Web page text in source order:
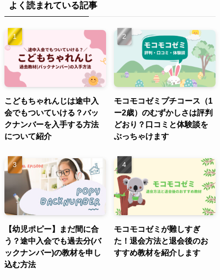
よく読まれている記事
こどもちゃれんじは途中入
会でもついていける？バッ
クナンバーを入手する方法
について紹介
モコモコゼミプチコース（1
ー2歳）のむずかしさは評判
どおり？口コミと体験談を
ぶっちゃけます
【幼児ポピー】まだ間に合
う？途中入会でも過去分(バ
ックナンバー)の教材を申し
込む方法
モコモコゼミが難しすぎ
た！退会方法と退会後のお
すすめ教材を紹介します